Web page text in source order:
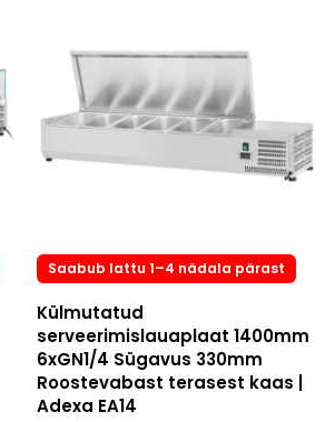
Saabub lattu 1–4 nädala pärast
Külmutatud
serveerimislauaplaat 1400mm
6xGN1/4 Sügavus 330mm
Roostevabast terasest kaas |
Adexa EA14